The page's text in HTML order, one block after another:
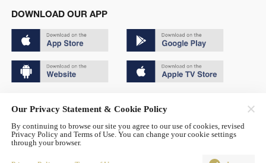
DOWNLOAD OUR APP
京公网安备 11010502050052号
Disinformation report hotline: 010-85061466
Our Privacy Statement & Cookie Policy
By continuing to browse our site you agree to our use of cookies, revised
Privacy Policy and Terms of Use. You can change your cookie settings
through your browser.